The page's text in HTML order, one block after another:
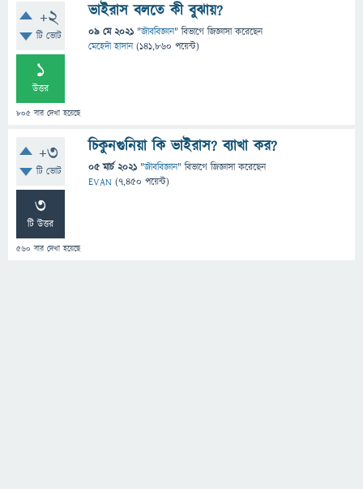
+2
টি ভোট
1
উত্তর
805 বার দেখা হয়েছে
ভাইরাস বলতে কী বুঝায়?
09 মে 2021 "জীববিজ্ঞান" বিভাগে জিজ্ঞাসাকরেছেন
মেহেদী হাসান (141,860 পয়েন্ট)
+3
টি ভোট
3
টি উত্তর
560 বার দেখা হয়েছে
চিকুনগুনিয়া কি ভাইরাস? ব্যাখা কর?
05 মার্চ 2021 "জীববিজ্ঞান" বিভাগে জিজ্ঞাসাকরেছেন
EVAN (7,450 পয়েন্ট)